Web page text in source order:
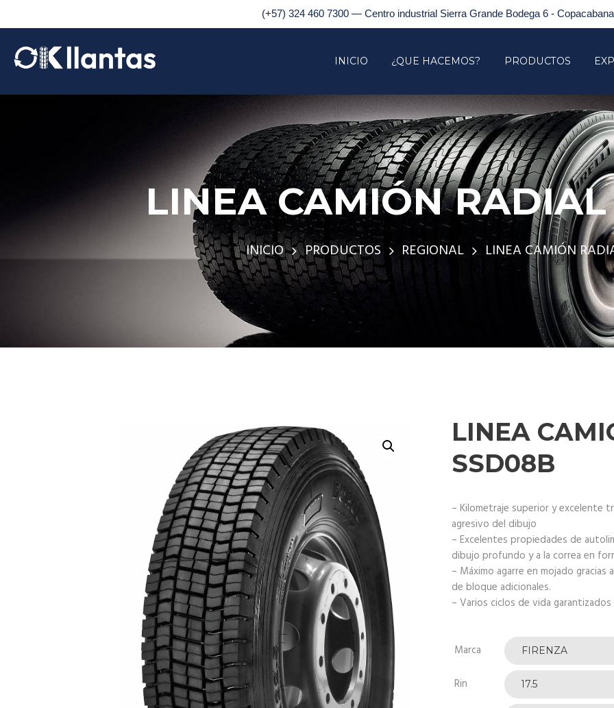
(+57) 324 460 7300 — Centro industrial Sierra Grande Bodega 6 -
INICIO ¿QUE HACEMOS? PRODUCTOS
LINEA CAMIÓN
INICIO PRODUCTOS REGIONAL LINEA CAMIÓN
LINEA
SSD08B
– Kilometraje superior y excelente
agresivo del dibujo
– Excelentes propiedades de
dibujo profundo y a la correa en
– Máximo agarre en mojado gracias
de bloque adicionales.
– Varios ciclos de vida
Marca
Rin